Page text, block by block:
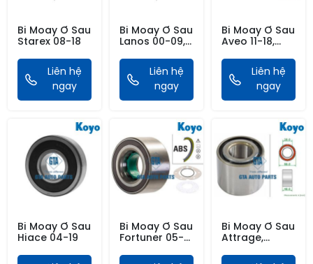
Bi Moay Ơ Sau
Starex 08-18
Liên hệ
ngay
Bi Moay Ơ Sau
Lanos 00-09,
Liên hệ
ngay
Bi Moay Ơ Sau
Aveo 11-18,
Gentra 06-11,
Matiz 99-07,
Vòng Nhỏ
Liên hệ
ngay
Bi Moay Ơ Sau
Hiace 04-19
Bi Moay Ơ Sau
Fortuner 05-
Có Vành Từ
Bi Moay Ơ Sau
Attrage,
Không Vàng